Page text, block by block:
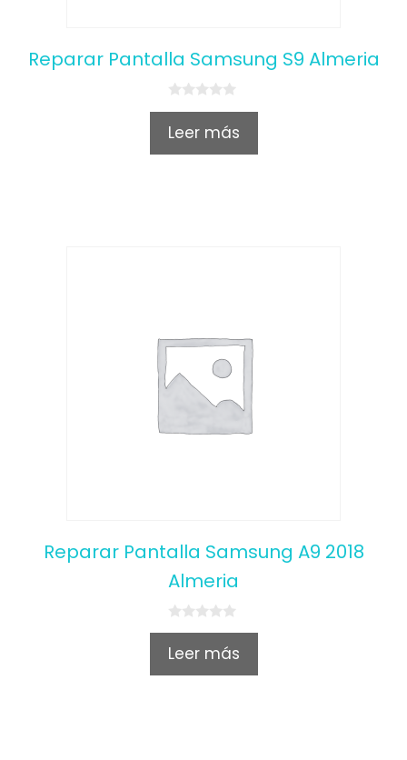
Reparar Pantalla Samsung S9 Almeria
0
u
Leer más
Reparar Pantalla Samsung A9 2018
Almeria
0
u
Leer más